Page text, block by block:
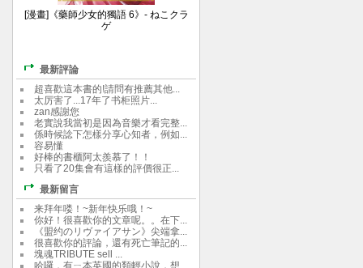
[漫畫]《藥師少女的獨語 6》- ねこクラ
ゲ
最新評論
超喜歡這本書的!請問有推薦其他...
太厉害了...17年了书柜照片...
zan感謝您
老實說我當初是因為音樂才看完整...
係時候諗下怎樣分享心知者，例如...
容易懂
好棒的書櫃阿太羨慕了！！
只看了20集會有這樣的評價很正...
最新留言
来拜年喽！~新年快乐哦！~
你好！很喜歡你的文章呢。。在下...
《盟约のリヴァイアサン》尖端拿...
很喜歡你的評論，還有死亡筆記的...
塊魂TRIBUTE sell ...
哈囉，有ㄧ本英國的類輕小說，想...